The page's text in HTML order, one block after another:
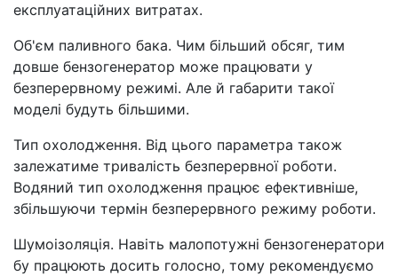
експлуатаційних витратах.
Об'єм паливного бака. Чим більший обсяг, тим
довше бензогенератор може працювати у
безперервному режимі. Але й габарити такої
моделі будуть більшими.
Тип охолодження. Від цього параметра також
залежатиме тривалість безперервної роботи.
Водяний тип охолодження працює ефективніше,
збільшуючи термін безперервного режиму роботи.
Шумоізоляція. Навіть малопотужні бензогенератори
бу працюють досить голосно, тому рекомендуємо